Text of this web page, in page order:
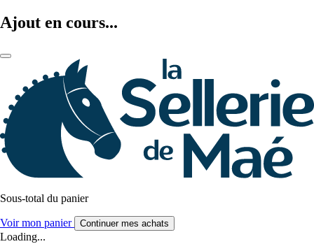
Ajout en cours...
Sous-total du panier
Voir mon panier Continuer mes achats
Loading...